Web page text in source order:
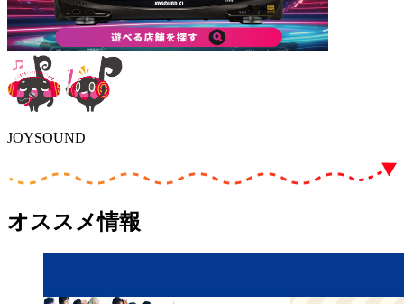
JOYSOUND
オススメ情報